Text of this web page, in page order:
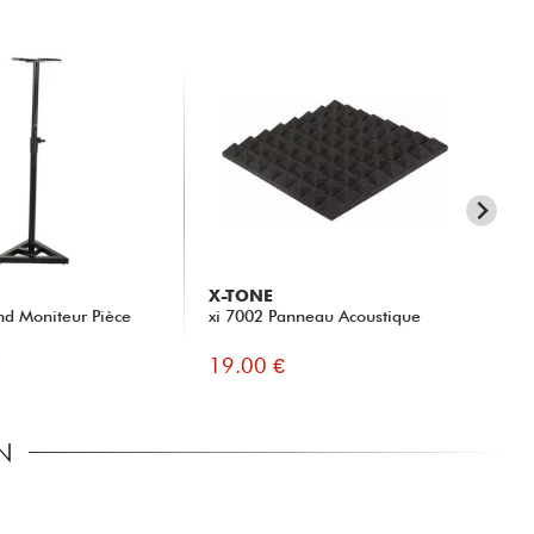
Moniteur Pièce
X-TONE
xi 7002 Panneau Acoustique
19.00 €